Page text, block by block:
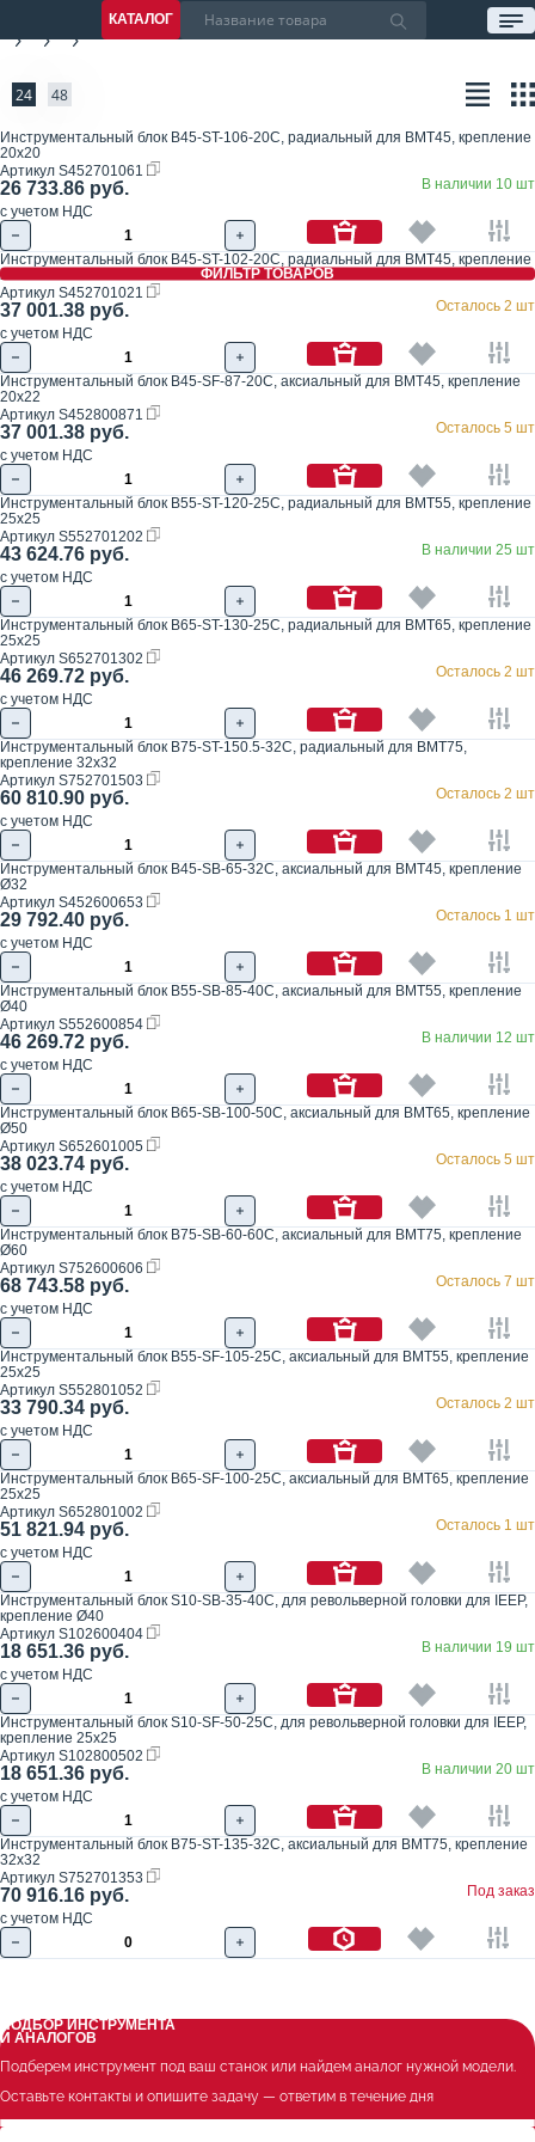
КАТАЛОГ
ФИЛЬТР ТОВАРОВ
24 48
Инструментальный блок B45-ST-106-20C, радиальный для BMT45, крепление
20x20
Артикул S452701061
26 733.86 руб.
с учетом НДС
В наличии 10 шт
Инструментальный блок B45-ST-102-20C, радиальный для BMT45, крепление
20x21
Артикул S452701021
37 001.38 руб.
с учетом НДС
Осталось 2 шт
Инструментальный блок B45-SF-87-20C, аксиальный для BMT45, крепление
20x22
Артикул S452800871
37 001.38 руб.
с учетом НДС
Осталось 5 шт
Инструментальный блок B55-ST-120-25C, радиальный для BMT55, крепление
25x25
Артикул S552701202
43 624.76 руб.
с учетом НДС
В наличии 25 шт
Инструментальный блок B65-ST-130-25C, радиальный для BMT65, крепление
25x25
Артикул S652701302
46 269.72 руб.
с учетом НДС
Осталось 2 шт
Инструментальный блок B75-ST-150.5-32C, радиальный для BMT75,
крепление 32x32
Артикул S752701503
60 810.90 руб.
с учетом НДС
Осталось 2 шт
Инструментальный блок B45-SB-65-32C, аксиальный для BMT45, крепление
Ø32
Артикул S452600653
29 792.40 руб.
с учетом НДС
Осталось 1 шт
Инструментальный блок B55-SB-85-40C, аксиальный для BMT55, крепление
Ø40
Артикул S552600854
46 269.72 руб.
с учетом НДС
В наличии 12 шт
Инструментальный блок B65-SB-100-50C, аксиальный для BMT65, крепление
Ø50
Артикул S652601005
38 023.74 руб.
с учетом НДС
Осталось 5 шт
Инструментальный блок B75-SB-60-60C, аксиальный для BMT75, крепление
Ø60
Артикул S752600606
68 743.58 руб.
с учетом НДС
Осталось 7 шт
Инструментальный блок B55-SF-105-25C, аксиальный для BMT55, крепление
25x25
Артикул S552801052
33 790.34 руб.
с учетом НДС
Осталось 2 шт
Инструментальный блок B65-SF-100-25C, аксиальный для BMT65, крепление
25x25
Артикул S652801002
51 821.94 руб.
с учетом НДС
Осталось 1 шт
Инструментальный блок S10-SB-35-40C, для револьверной головки для IEEP,
крепление Ø40
Артикул S102600404
18 651.36 руб.
с учетом НДС
В наличии 19 шт
Инструментальный блок S10-SF-50-25C, для револьверной головки для IEEP,
крепление 25x25
Артикул S102800502
18 651.36 руб.
с учетом НДС
В наличии 20 шт
Инструментальный блок B75-ST-135-32C, аксиальный для BMT75, крепление
32x32
Артикул S752701353
70 916.16 руб.
с учетом НДС
Под заказ
ПОДБОР ИНСТРУМЕНТА
И АНАЛОГОВ
Подберем инструмент под ваш станок или найдем аналог нужной модели.
Оставьте контакты и опишите задачу — ответим в течение дня